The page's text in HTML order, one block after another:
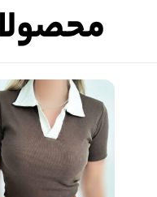
ثبـــــت‌دیدگاه
به‌عنوان کاربر